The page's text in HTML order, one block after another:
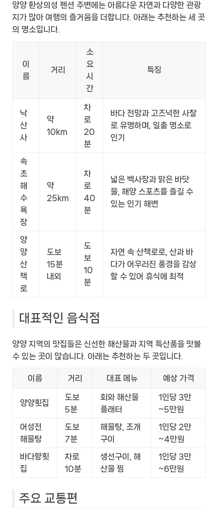
양양 환상의성 펜션 주변에는 아름다운 자연과 다양한 관광
지가 많아 여행의 즐거움을 더합니다. 아래는 추천하는 세 곳
의 명소입니다.
이
름
거리
소
요
시
간
특징
낙
산
사
약
10km
차
로
20
분
바다 전망과 고즈넉한 사찰
로 유명하며, 일출 명소로
인기
속
초
해
수
욕
장
약
25km
차
로
40
분
넓은 백사장과 맑은 바닷
물, 해양 스포츠를 즐길 수
있는 인기 해변
양
양
산
책
로
도보
15분
내외
도
보
10
분
자연 속 산책로로, 산과 바
다가 어우러진 풍경을 감상
할 수 있어 휴식에 최적
대표적인 음식점
양양 지역의 맛집들은 신선한 해산물과 지역 특산품을 맛볼
수 있는 곳이 많습니다. 아래는 추천하는 두 곳입니다.
이름 거리 대표 메뉴 예상 가격
양양횟집
도보
5분
회와 해산물
플래터
1인당 3만
~5만원
어성전
해물탕
도보
7분
해물탕, 조개
구이
1인당 2만
~4만원
바다향횟
집
차로
10분
생선구이, 해
산물 찜
1인당 3만
~6만원
주요 교통편